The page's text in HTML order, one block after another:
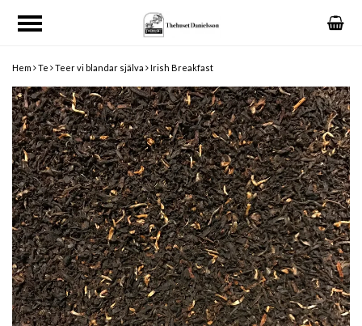
Hem Te Teer vi blandar själva Irish Breakfast